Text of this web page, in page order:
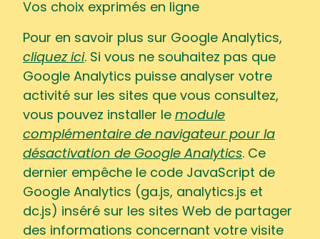
Vos choix exprimés en ligne
Pour en savoir plus sur Google Analytics,
cliquez ici. Si vous ne souhaitez pas que
Google Analytics puisse analyser votre
activité sur les sites que vous consultez,
vous pouvez installer le module
complémentaire de navigateur pour la
désactivation de Google Analytics. Ce
dernier empêche le code JavaScript de
Google Analytics (ga.js, analytics.js et
dc.js) inséré sur les sites Web de partager
des informations concernant votre visite